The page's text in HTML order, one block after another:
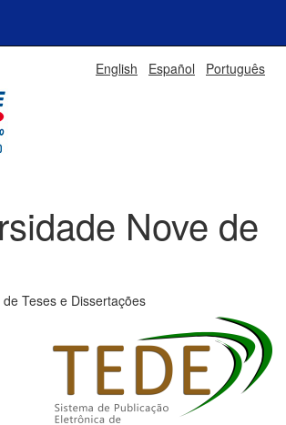
English Español Português
Nove de
Teses e Dissertações